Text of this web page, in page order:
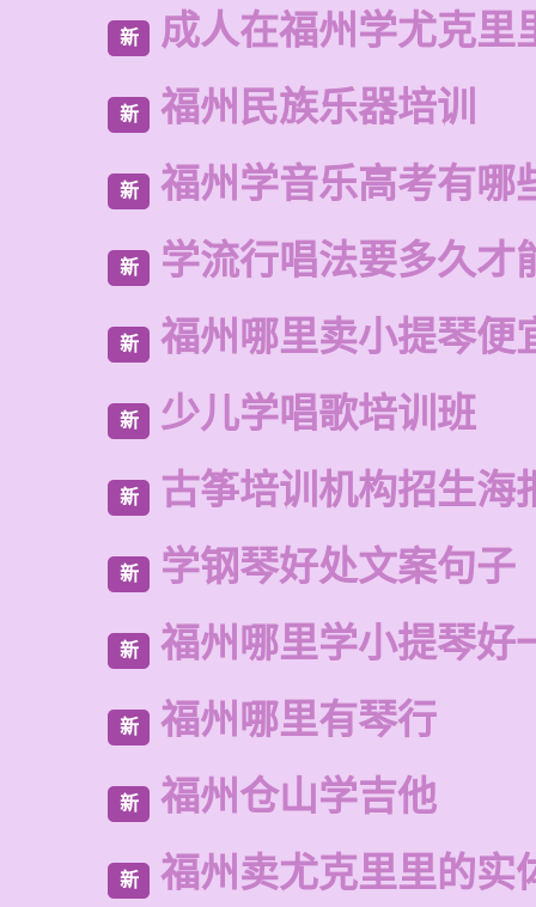
新 成人在福州学尤克里
新 福州民族乐器培训
新 福州学音乐高考有哪
新 学流行唱法要多久才
新 福州哪里卖小提琴便
新 少儿学唱歌培训班
新 古筝培训机构招生海
新 学钢琴好处文案句子
新 福州哪里学小提琴好
新 福州哪里有琴行
新 福州仓山学吉他
新 福州卖尤克里里的实